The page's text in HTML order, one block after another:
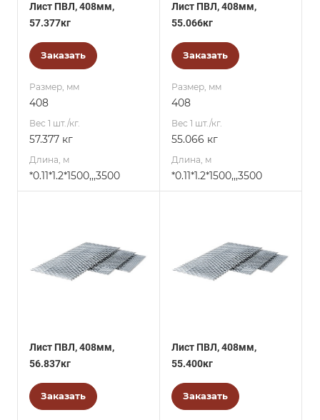
Лист ПВЛ, 408мм,
57.377кг
Заказать
Размер, мм
408
Вес 1 шт./кг.
57.377 кг
Длина, м
*0.11*1.2*1500,,,3500
Лист ПВЛ, 408мм,
55.066кг
Заказать
Размер, мм
408
Вес 1 шт./кг.
55.066 кг
Длина, м
*0.11*1.2*1500,,,3500
Лист ПВЛ, 408мм,
56.837кг
Заказать
Лист ПВЛ, 408мм,
55.400кг
Заказать